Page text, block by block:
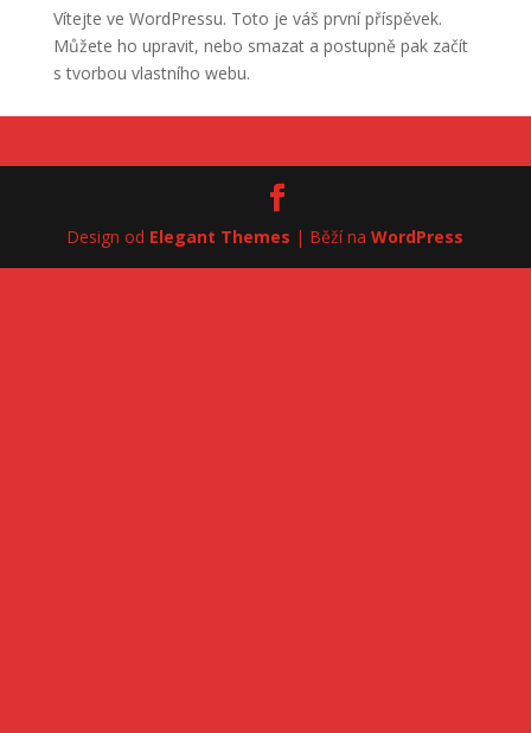
Vítejte ve WordPressu. Toto je váš první příspěvek.
Můžete ho upravit, nebo smazat a postupně pak začít
s tvorbou vlastního webu.
Design od Elegant Themes | Běží naWordPress